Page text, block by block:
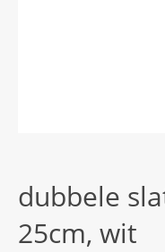
dubbele
25cm, wit